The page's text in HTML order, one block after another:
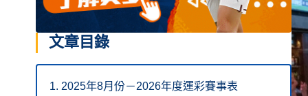
文章目錄
2025年8月份－2026年度運彩賽事表